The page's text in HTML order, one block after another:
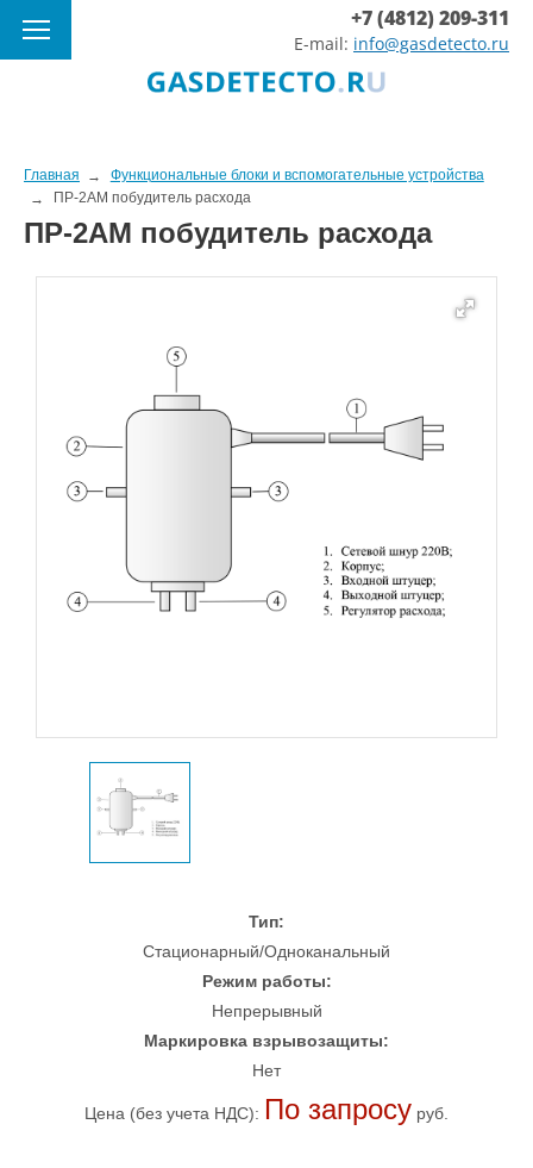
+7 (4812) 209-311
E-mail: info@gasdetecto.ru
Главная
Функциональные блоки и вспомогательные устройства
ПР-2АМ побудитель расхода
ПР-2АМ побудитель расхода
Тип:
Стационарный/Одноканальный
Режим работы:
Непрерывный
Маркировка взрывозащиты:
Нет
Цена (без учета НДС): По запросу руб.